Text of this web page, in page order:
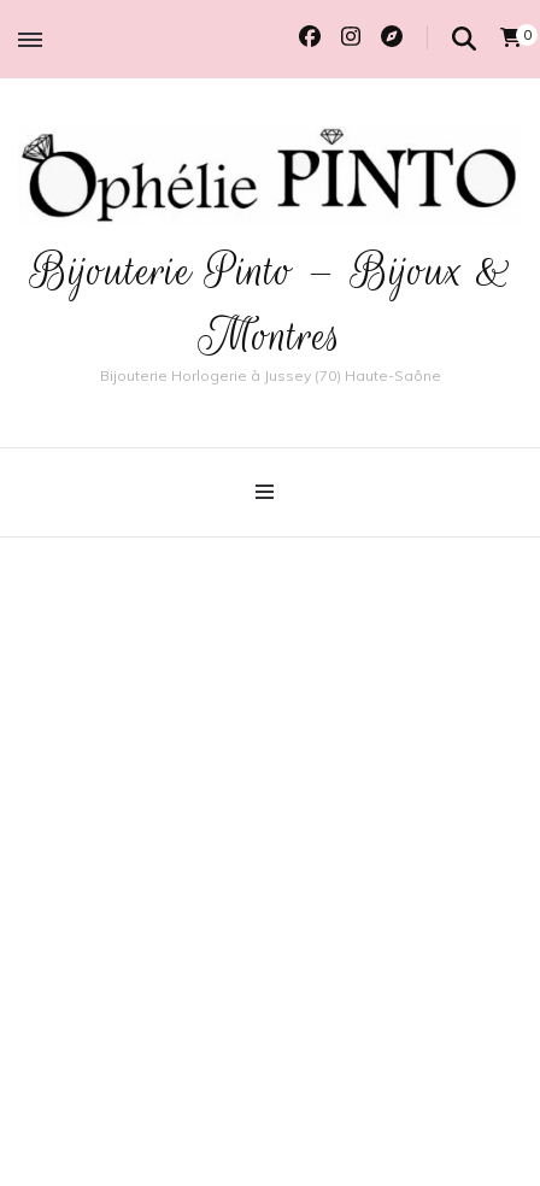
0
Bijouterie Pinto – Bijoux &
Montres
Bijouterie Horlogerie à Jussey (70) Haute-Saône